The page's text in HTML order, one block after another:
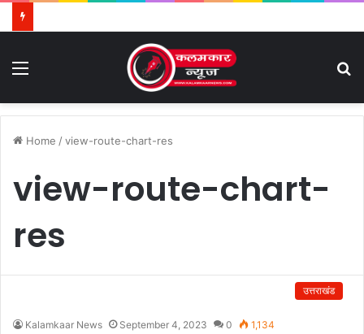
Home /view-route-chart-res
view-route-chart-
res
उत्तराखंड
Kalamkaar News September 4, 2023 0 1,134